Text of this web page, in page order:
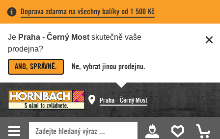
Doprava zdarma na všechny balíky od 1 500 Kč
Je Praha - Černý Most skutečně vaše
prodejna?
ANO, SPRÁVNĚ. Ne, vybrat jinou prodejnu.
Praha - Černý Most